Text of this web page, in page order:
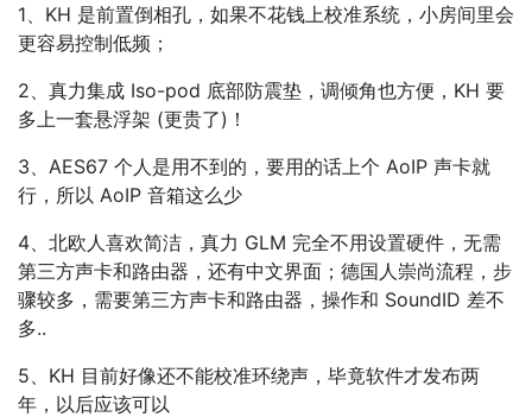
1、KH 是前置倒相孔，如果不花钱上校准系统，小房间里会
更容易控制低频；
2、真力集成 Iso-pod 底部防震垫，调倾角也方便，KH 要
多上一套悬浮架 (更贵了)！
3、AES67 个人是用不到的，要用的话上个 AoIP 声卡就
行，所以 AoIP 音箱这么少
4、北欧人喜欢简洁，真力 GLM 完全不用设置硬件，无需
第三方声卡和路由器，还有中文界面；德国人崇尚流程，步
骤较多，需要第三方声卡和路由器，操作和 SoundID 差不
多..
5、KH 目前好像还不能校准环绕声，毕竟软件才发布两
年，以后应该可以